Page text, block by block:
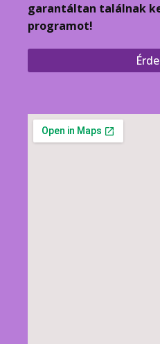
garantáltan találnak
programot!